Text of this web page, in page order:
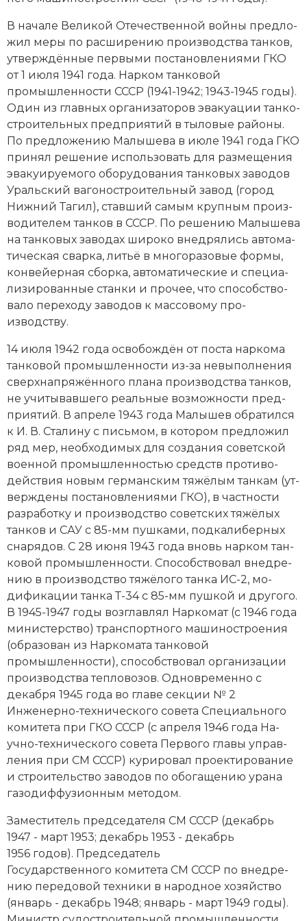
Новейшая история
Нумизматика
Образование
Общественные объединения и организации
Политическая история
Революции и народные движения
Религия и церковь
Россия
Северная Америка
Специальные исторические дисциплины
Южная Америка
В на­ча­ле Великой Отечественной вой­ны пред­ло­
жил ме­ры по рас­ши­ре­нию про­изводства тан­ков,
ут­вер­ждён­ные пер­вы­ми по­ста­нов­ле­ния­ми ГКО
от 1 июля 1941 года. Нар­ком тан­ко­вой
промышленности СССР (1941-1942; 1943-1945 годы).
Один из главных ор­га­ни­за­то­ров эва­куа­ции тан­ко­
строительных пред­при­ятий в ты­ло­вые рай­оны.
По пред­ло­же­нию Малышева в ию­ле 1941 года ГКО
при­нял ре­ше­ние ис­поль­зо­вать для раз­ме­ще­ния
эва­куи­руе­мо­го обо­ру­до­ва­ния тан­ко­вых за­во­дов
Ураль­ский ва­го­но­строительный за­вод (город
Ниж­ний Та­гил), став­ший са­мым круп­ным про­из­
во­ди­те­лем тан­ков в СССР. По ре­ше­нию Малышева
на тан­ко­вых за­во­дах ши­ро­ко вне­дря­лись ав­то­ма­
тическая свар­ка, ли­тьё в мно­го­ра­зо­вые фор­мы,
кон­вей­ер­ная сбор­ка, ав­то­ма­тические и спе­циа­
ли­зированные стан­ки и прочее, что спо­соб­ст­во­
ва­ло пе­ре­хо­ду за­во­дов к мас­со­во­му про­
изводству.
14 июля 1942 года ос­во­бо­ж­дён от по­ста нар­ко­ма
тан­ко­вой промышленности из-за не­вы­пол­не­ния
сверх­на­пря­жён­но­го пла­на про­изводства тан­ков,
не учи­ты­вав­ше­го ре­аль­ные воз­мож­но­сти пред­
при­ятий. В апреле 1943 года Малышев об­ра­тил­ся
к И. В. Ста­ли­ну с пись­мом, в ко­то­ром пред­ло­жил
ряд мер, не­об­хо­ди­мых для соз­да­ния советской
во­енной промышленностью средств про­ти­во­
дей­ст­вия но­вым германским тя­жё­лым тан­кам (ут­
вер­жде­ны по­ста­нов­ле­ния­ми ГКО), в ча­ст­но­сти
раз­ра­бот­ку и про­изводство советских тя­жё­лых
тан­ков и САУ с 85-мм пуш­ка­ми, под­ка­ли­бер­ных
сна­ря­дов. С 28 июня 1943 года вновь нар­ком тан­
ко­вой промышленности. Спо­соб­ст­во­вал вне­дре­
нию в про­изводство тя­жё­ло­го тан­ка ИС-2, мо­
дифи­ка­ции тан­ка Т-34 с 85-мм пуш­кой и другого.
В 1945-1947 годы воз­глав­лял Нар­ко­мат (с 1946 года
министерство) транс­порт­но­го ма­ши­но­строе­ния
(об­ра­зо­ван из Нар­ко­ма­та тан­ко­вой
промышленности), спо­соб­ст­во­вал ор­га­ни­за­ции
про­изводства те­п­ло­во­зов. Од­но­вре­мен­но с
декабря 1945 года во гла­ве сек­ции № 2
Инженерно-тех­нического со­ве­та Специального
комитета при ГКО СССР (с апреля 1946 года На­
учно-тех­нического со­ве­та Пер­во­го главы управ­
ле­ния при СМ СССР) ку­ри­ро­вал про­ек­ти­ро­ва­ние
и строи­тель­ст­во за­во­дов по обо­га­ще­нию ура­на
га­зо­диф­фу­зи­он­ным ме­то­дом.
Заместитель председателя СМ СССР (декабрь
1947 - март 1953; декабрь 1953 - декабрь
1956 годов). Председатель
Государственного комитета СМ СССР по вне­дре­
нию пе­ре­до­вой тех­ни­ки в народное хо­зяй­ст­во
(январь - декабрь 1948; январь - март 1949 годы).